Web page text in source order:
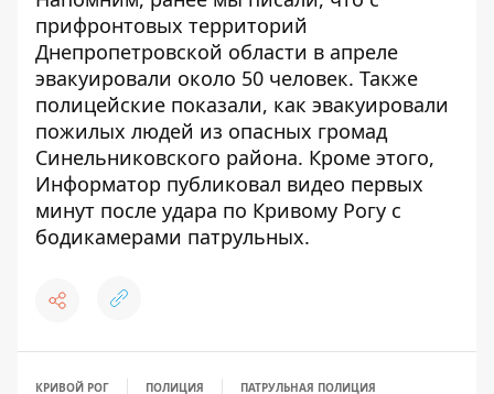
прифронтовых территорий
Днепропетровской области в апреле
эвакуировали около 50 человек. Также
полицейские показали, как эвакуировали
пожилых людей из опасных громад
Синельниковского района. Кроме этого,
Информатор публиковал видео первых
минут после удара по Кривому Рогу с
бодикамерами патрульных.
КРИВОЙ РОГ ПОЛИЦИЯ ПАТРУЛЬНАЯ ПОЛИЦИЯ